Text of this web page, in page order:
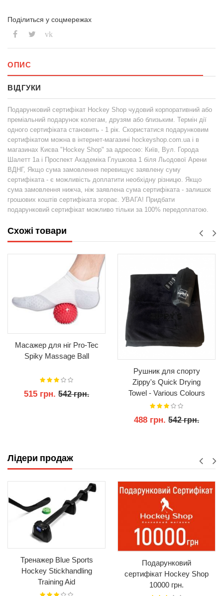
Поділиться у соцмережах
vk
ОПИС
ВІДГУКИ
Подарунковий сертифікат Hockey Shop чудовий корпоративний або
преміальний подарунок колегам, друзям або близьким. Термін дії
одного сертифіката становить - 1 рік. Скористатися подарунковим
сертифікатом можна в інтернет-магазині hockeyshop.com.ua і в
магазинах Києва "Hockey Shop" за адресою: Київ, Вул. Города
Шалетт 1а і Проспект Академіка Глушкова 1 біля Льодової Арени
ВДНГ, Якщо сума замовлення перевищує заявлену суму
сертифіката - є можливість доплатити необхідну різницю. Якщо
сума замовлення нижча, ніж заявлена сума сертифіката - залишок
грошових коштів сертифіката згорає. УВАГА! Придбати
подарунковий сертифікат можливо тільки за 100% передоплатою.
Схожі товари
Масажер для ніг Pro-Tec
Spiky Massage Ball
515 грн. 542 грн.
Рушник для спорту
Zippy's Quick Drying
Towel - Various Colours
488 грн. 542 грн.
Лідери продаж
Тренажер Blue Sports
Hockey Stickhandling
Training Aid
Подарунковий
сертифікат Hockey Shop
10000 грн.